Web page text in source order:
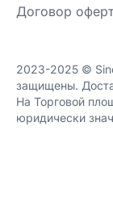
Договор
2023-2025 ©️
защищены.
На Торговой
юридически